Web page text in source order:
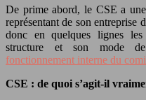
De prime abord, le CSE a
représentant de son entreprise
donc en quelques lignes
structure et son mode
fonctionnement interne du
CSE : de quoi s’agit-il